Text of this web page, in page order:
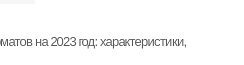
на 2023 год: характеристики,